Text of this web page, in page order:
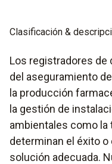
Clasificación &
Los registradores de
del aseguramiento
la producción
la gestión de
ambientales como la
determinan el éxito
solución adecuada.